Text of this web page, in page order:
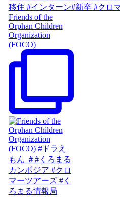
Friends of the
Orphan Children
Organization
(FOCO)